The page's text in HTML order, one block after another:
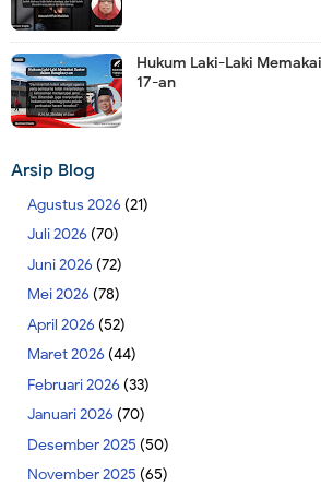
Hukum Laki-Laki
17-an
Arsip Blog
Agustus 2026 (21)
Juli 2026 (70)
Juni 2026 (72)
Mei 2026 (78)
April 2026 (52)
Maret 2026 (44)
Februari 2026 (33)
Januari 2026 (70)
Desember 2025 (50)
November 2025 (65)